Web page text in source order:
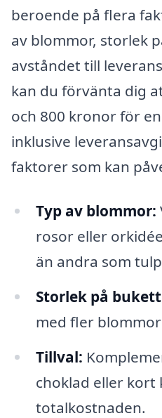
beroende på flera
av blommor, storlek
avståndet till
kan du förvänta dig
och 800 kronor för
inklusive
faktorer som kan
Typ av blommor:
rosor eller
än andra som
Storlek på
med fler
Tillval:
choklad eller kort
totalkostnaden.